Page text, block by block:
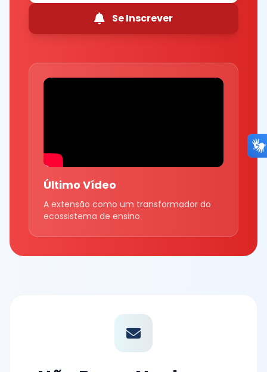
Último Vídeo
A extensão como um transformador do